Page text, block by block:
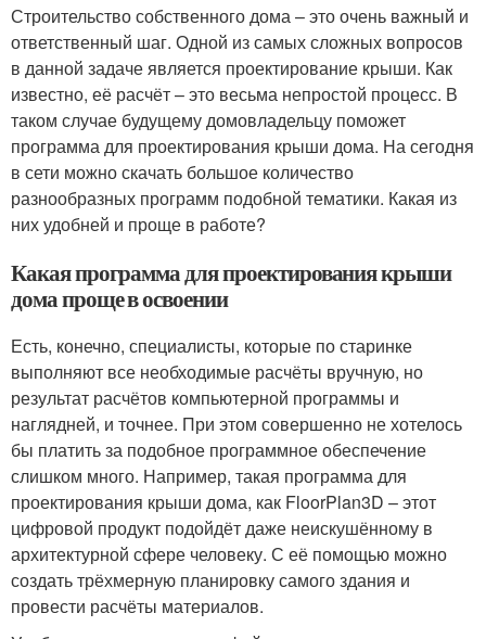
Строительство собственного дома – это очень важный и
ответственный шаг. Одной из самых сложных вопросов
в данной задаче является проектирование крыши. Как
известно, её расчёт – это весьма непростой процесс. В
таком случае будущему домовладельцу поможет
программа для проектирования крыши дома. На сегодня
в сети можно скачать большое количество
разнообразных программ подобной тематики. Какая из
них удобней и проще в работе?
Какая программа для проектирования крыши
дома проще в освоении
Есть, конечно, специалисты, которые по старинке
выполняют все необходимые расчёты вручную, но
результат расчётов компьютерной программы и
наглядней, и точнее. При этом совершенно не хотелось
бы платить за подобное программное обеспечение
слишком много. Например, такая программа для
проектирования крыши дома, как FloorPlan3D – этот
цифровой продукт подойдёт даже неискушённому в
архитектурной сфере человеку. С её помощью можно
создать трёхмерную планировку самого здания и
провести расчёты материалов.